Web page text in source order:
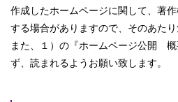
作成したホームページに関して、著
する場合がありますので、そのあたり
また、１）の『ホームページ公開
ず、読まれるようお願い致します。